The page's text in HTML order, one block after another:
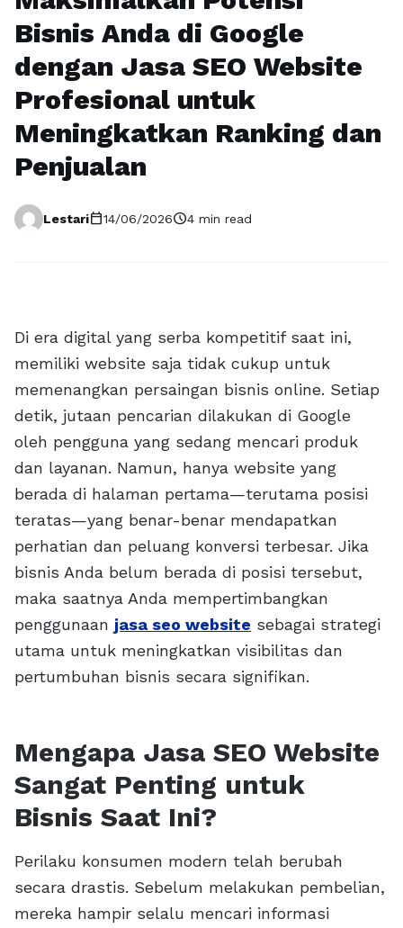
Bisnis Anda di Google
dengan Jasa SEO Website
Profesional untuk
Meningkatkan Ranking dan
Penjualan
Lestaricalendar_today14/06/2026schedule4 min read
Di era digital yang serba kompetitif saat ini,
memiliki website saja tidak cukup untuk
memenangkan persaingan bisnis online. Setiap
detik, jutaan pencarian dilakukan di Google
oleh pengguna yang sedang mencari produk
dan layanan. Namun, hanya website yang
berada di halaman pertama—terutama posisi
teratas—yang benar-benar mendapatkan
perhatian dan peluang konversi terbesar. Jika
bisnis Anda belum berada di posisi tersebut,
maka saatnya Anda mempertimbangkan
penggunaan jasa seo website sebagai strategi
utama untuk meningkatkan visibilitas dan
pertumbuhan bisnis secara signifikan.
Mengapa Jasa SEO Website
Sangat Penting untuk
Bisnis Saat Ini?
Perilaku konsumen modern telah berubah
secara drastis. Sebelum melakukan pembelian,
mereka hampir selalu mencari informasi